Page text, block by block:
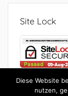
Site Lock
Diese Website
nutzen,